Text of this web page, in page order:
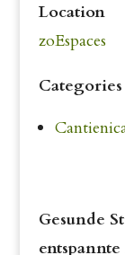
Location
zoEspaces
Categories
Gesunde